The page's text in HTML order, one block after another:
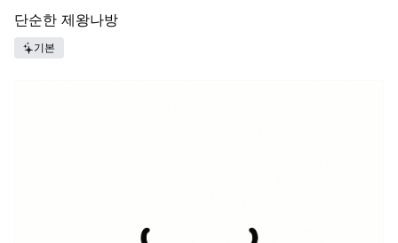
단순한 제왕나방
기본